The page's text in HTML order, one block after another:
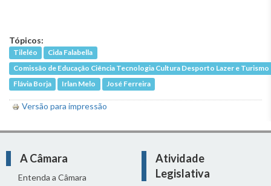
Tópicos:
Tileléo
Cida Falabella
Comissão de Educação Ciência Tecnologia Cultura Desporto Lazer e Turismo
Flávia Borja
Irlan Melo José Ferreira
Versão para impressão
A Câmara
Entenda a Câmara
Atividade
Legislativa